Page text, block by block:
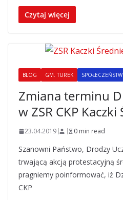
Czytaj więcej
BLOG GM. TUREK
Zmiana terminu
w ZSR CKP
23.04.2019 0 min read
Szanowni Państwo, Drodzy
trwającą akcją protestacyjną
pragniemy poinformować, iż
CKP